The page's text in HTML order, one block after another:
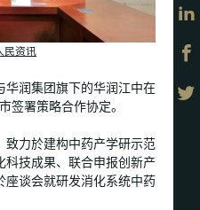
民资讯
华润集团旗下的华润江中在
签署策略合作协定。
致力於建构中药产学研示范
科技成果、联合申报创新产
座谈会就研发消化系统中药